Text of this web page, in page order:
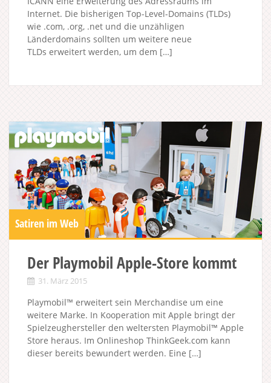
Internet. Die bisherigen Top-Level-Domains (TLDs)
wie .com, .org, .net und die unzähligen
Länderdomains sollten um weitere neue
TLDs erweitert werden, um dem […]
Satiren im Web
Der Playmobil Apple-Store kommt
31. März 2015
Playmobil™ erweitert sein Merchandise um eine
weitere Marke. In Kooperation mit Apple bringt der
Spielzeughersteller den weltersten Playmobil™ Apple
Store heraus. Im Onlineshop ThinkGeek.com kann
dieser bereits bewundert werden. Eine […]